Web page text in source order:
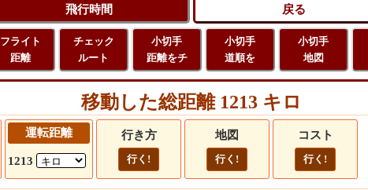
フライト
距離
チェック
ルート
小切手
距離をチ
小切手
道順を
小切手
地図
移動した総距離 1213 キロ
運転距離
1213
行き方
行く!
地図
行く!
コスト
行く!